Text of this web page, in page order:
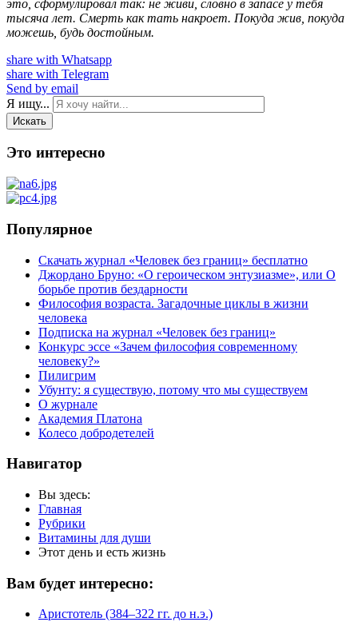
это, сформулировал так: не живи, словно в запасе у тебя
тысяча лет. Смерть как тать накроет. Покуда жив, покуда
можешь, будь достойным.
share with Whatsapp
share with Telegram
Send by email
Я ищу...
Искать
Это интересно
Популярное
Скачать журнал «Человек без границ» бесплатно
Джордано Бруно: «О героическом энтузиазме», или О
борьбе против бездарности
Философия возраста. Загадочные циклы в жизни
человека
Подписка на журнал «Человек без границ»
Конкурс эссе «Зачем философия современному
человеку?»
Пилигрим
Убунту: я существую, потому что мы существуем
О журнале
Академия Платона
Колесо добродетелей
Навигатор
Вы здесь:
Главная
Рубрики
Витамины для души
Этот день и есть жизнь
Вам будет интересно:
Аристотель (384–322 гг. до н.э.)